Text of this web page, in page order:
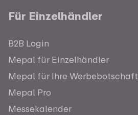
Für Einzelhändler
B2B Login
Mepal für Einzelhändler
Mepal für Ihre Werbebotschaft
Mepal Pro
Messekalender